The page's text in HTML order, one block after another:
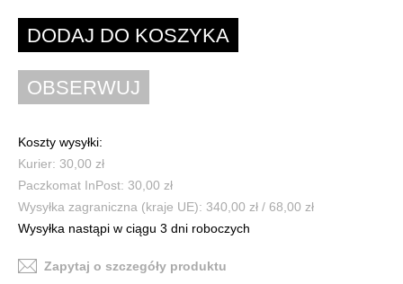
Koszty wysyłki:
Kurier: 30,00 zł
Paczkomat InPost: 30,00 zł
Wysyłka zagraniczna (kraje UE): 340,00 zł / 68,00 zł
Wysyłka nastąpi w ciągu 3 dni roboczych
Zapytaj o szczegóły produktu